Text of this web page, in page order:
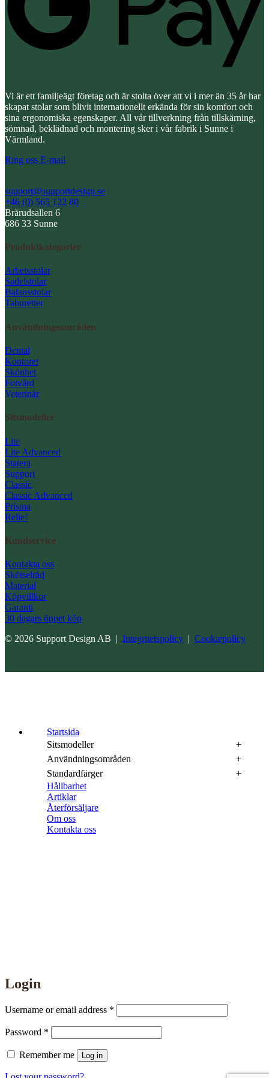
Vi är ett familjeägt företag och är stolta över att vi i mer än 35 år har
skapat stolar som blivit internationellt erkända för sin komfort och
sina ergonomiska egenskaper. All vår tillverkning från tillskärning,
sömnad, beklädnad och montering sker i vår fabrik i Sunne i
Värmland.
Ring oss E-mail
support@supportdesign.se
+46 (0) 565 122 80
Brårudsallen 6
686 33 Sunne
Produktkategorier
Arbetsstolar
Sadelstolar
Balansstolar
Taburetter
Användningsområden
Dental
Kontoret
Skönhet
Fotvård
Veterinär
Sitsmodeller
Lite
Lite Advanced
Statera
Support
Classic
Classic Advanced
Prisma
Relief
Kundservice
Kontakta oss
Skötselråd
Material
Köpvillkor
Garanti
30 dagars öppet köp
© 2026 Support Design AB | Integritetspolicy | Cookiepolicy
Startsida
Sitsmodeller
Användningsområden
Standardfärger
Hållbarhet
Artiklar
Återförsäljare
Om oss
Kontakta oss
Login
Username or email address *
Password *
Remember me Log in